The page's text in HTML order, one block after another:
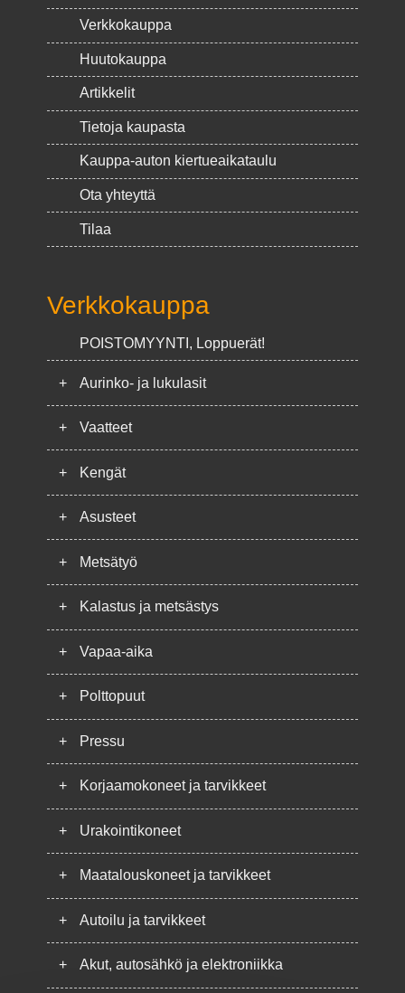
Verkkokauppa
Huutokauppa
Artikkelit
Tietoja kaupasta
Kauppa-auton kiertueaikataulu
Ota yhteyttä
Tilaa
Verkkokauppa
POISTOMYYNTI, Loppuerät!
+ Aurinko- ja lukulasit
+ Vaatteet
+ Kengät
+ Asusteet
+ Metsätyö
+ Kalastus ja metsästys
+ Vapaa-aika
+ Polttopuut
+ Pressu
+ Korjaamokoneet ja tarvikkeet
+ Urakointikoneet
+ Maatalouskoneet ja tarvikkeet
+ Autoilu ja tarvikkeet
+ Akut, autosähkö ja elektroniikka